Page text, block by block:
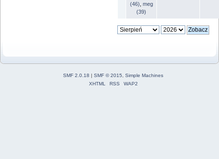
(46) meg
(39)
SMF 2.0.18 | SMF © 2015
Simple Machines
XHTML
RSS WAP2